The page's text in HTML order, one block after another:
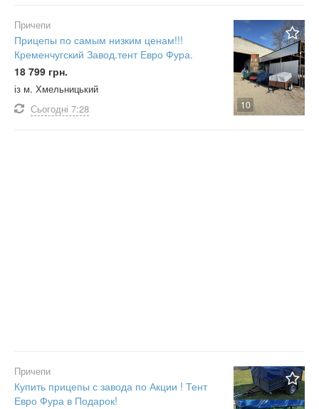
10
Причепи
Прицепы по самым низким ценам!!!
Кременчугский Завод.тент Евро Фура.
18 799 грн.
із м. Хмельницький
Сьогодні 7:28
Причепи
Купить прицепы с завода по Акции ! Тент
Евро Фура в Подарок!